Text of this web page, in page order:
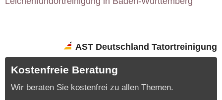
AST Deutschland Tatortreinigung
Kostenfreie Beratung
Wir beraten Sie kostenfrei zu allen Themen.